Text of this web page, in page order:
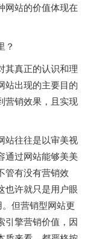
网站的价值体现在
？
其真正的认识和理
站出现的主要目的
营销效果，且实现
站往往是以审美视
通过网站能够美美
管有没有营销效
也许就只是用户眼
但营销型网站更
引擎营销价值，因